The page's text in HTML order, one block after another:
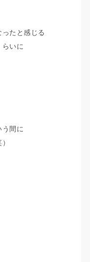
たと感じる
らいに
う間に